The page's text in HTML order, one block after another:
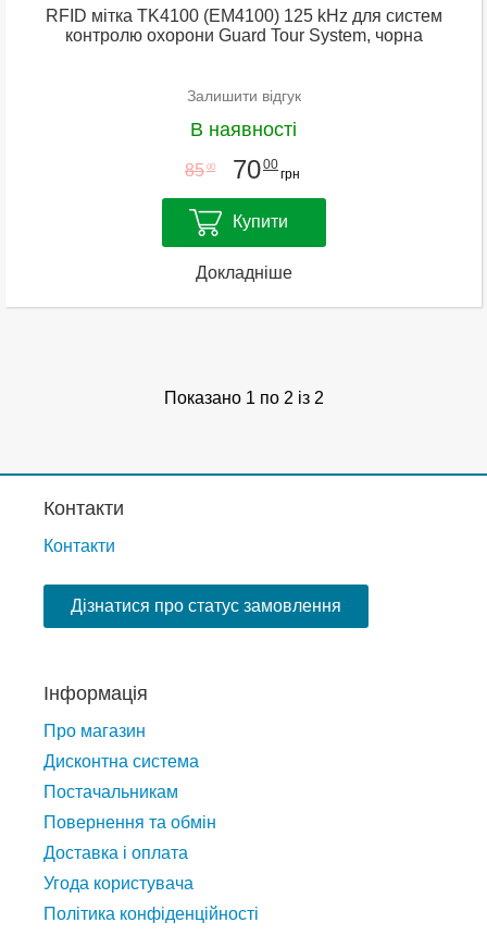
RFID мітка TK4100 (EM4100) 125 kHz для систем
контролю охорони Guard Tour System, чорна
Залишити відгук
В наявності
85 00 7000
грн
Купити
Докладніше
Показано 1 по 2 із 2
Контакти
Контакти
Дізнатися про статус замовлення
Інформація
Про магазин
Дисконтна система
Постачальникам
Повернення та обмін
Доставка і оплата
Угода користувача
Політика конфіденційності